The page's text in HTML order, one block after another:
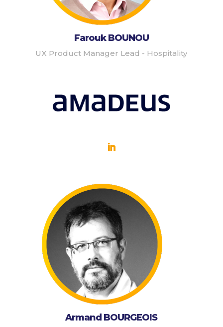
Farouk BOUNOU
UX Product Manager Lead - Hospitality
Armand BOURGEOIS